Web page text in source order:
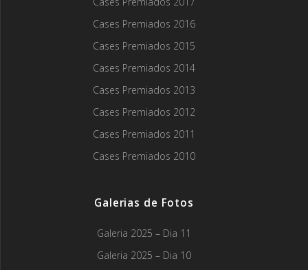
Cases Premiados 2016
Cases Premiados 2015
Cases Premiados 2014
Cases Premiados 2013
Cases Premiados 2012
Cases Premiados 2011
Cases Premiados 2010
Galerias de Fotos
Galeria 2025 – Dia 11
Galeria 2025 – Dia 10